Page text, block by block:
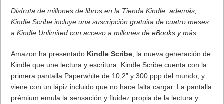
Disfruta de millones de libros en la Tienda Kindle; además,
Kindle Scribe incluye una suscripción gratuita de cuatro meses
a Kindle Unlimited con acceso a millones de eBooks y más
Amazon ha presentado Kindle Scribe, la nueva generación de
Kindle que une lectura y escritura. Kindle Scribe cuenta con la
primera pantalla Paperwhite de 10,2” y 300 ppp del mundo, y
viene con un lápiz incluido que no hace falta cargar. La pantalla
prémium emula la sensación y fluidez propia de la lectura y